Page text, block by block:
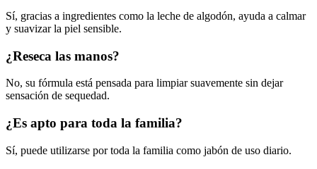
Sí, gracias a ingredientes como la leche de algodón, ayuda a calmar
y suavizar la piel sensible.
¿Reseca las manos?
No, su fórmula está pensada para limpiar suavemente sin dejar
sensación de sequedad.
¿Es apto para toda la familia?
Sí, puede utilizarse por toda la familia como jabón de uso diario.